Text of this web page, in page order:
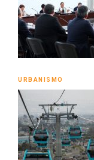
URBANISMO